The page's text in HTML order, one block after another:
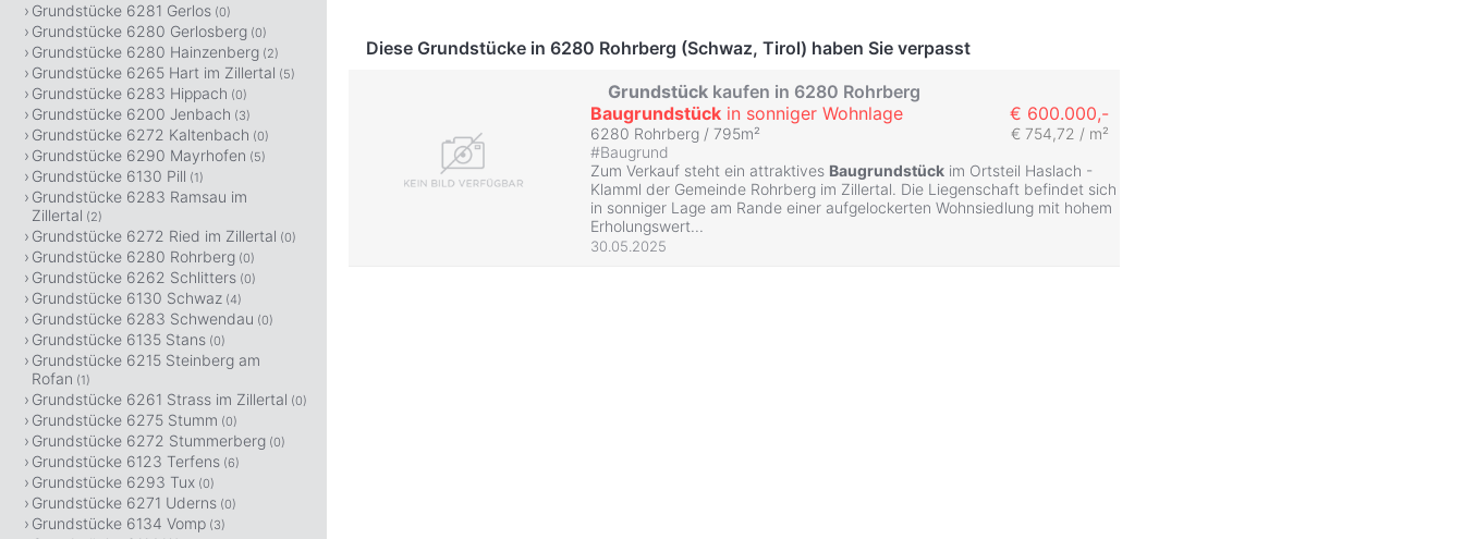
Diese Grundstücke in 6280 Rohrberg (Schwaz, Tirol) haben Sie verpasst
Grundstück kaufen in 6280 Rohrberg
Baugrundstück in sonniger Wohnlage € 600.000,-
6280 Rohrberg / 795m²
€ 754,72 / m²
#Baugrund
Zum Verkauf steht ein attraktives Baugrundstück im Ortsteil Haslach -
Klamml der Gemeinde Rohrberg im Zillertal. Die Liegenschaft befindet sich
in sonniger Lage am Rande einer aufgelockerten Wohnsiedlung mit hohem
Erholungswert...
30.05.2025
Grundstücke 6281 Gerlos (0)
Grundstücke 6280 Gerlosberg (0)
Grundstücke 6280 Hainzenberg (2)
Grundstücke 6265 Hart im Zillertal (5)
Grundstücke 6283 Hippach (0)
Grundstücke 6200 Jenbach (3)
Grundstücke 6272 Kaltenbach (0)
Grundstücke 6290 Mayrhofen (5)
Grundstücke 6130 Pill (1)
Grundstücke 6283 Ramsau im
Zillertal (2)
Grundstücke 6272 Ried im Zillertal (0)
Grundstücke 6280 Rohrberg (0)
Grundstücke 6262 Schlitters (0)
Grundstücke 6130 Schwaz (4)
Grundstücke 6283 Schwendau (0)
Grundstücke 6135 Stans (0)
Grundstücke 6215 Steinberg am
Rofan (1)
Grundstücke 6261 Strass im Zillertal (0)
Grundstücke 6275 Stumm (0)
Grundstücke 6272 Stummerberg (0)
Grundstücke 6123 Terfens (6)
Grundstücke 6293 Tux (0)
Grundstücke 6271 Uderns (0)
Grundstücke 6134 Vomp (3)